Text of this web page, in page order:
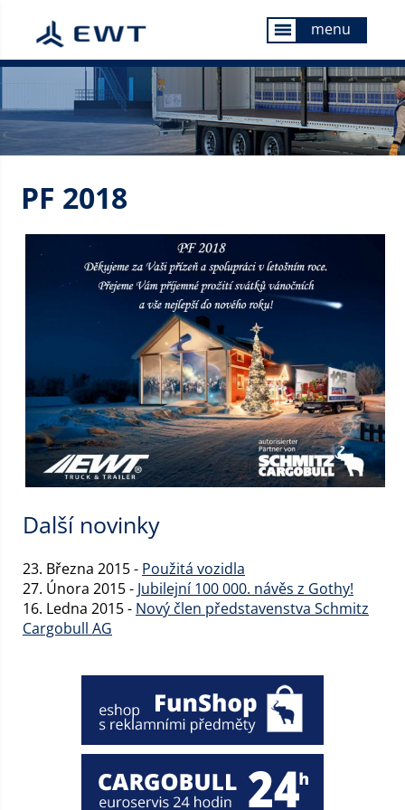
menu menu
PF 2018
Další novinky
23. Března 2015 - Použitá vozidla
27. Února 2015 - Jubilejní 100 000. návěs z Gothy!
16. Ledna 2015 - Nový člen představenstva Schmitz
Cargobull AG